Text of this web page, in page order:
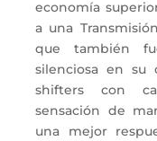
economía
a una
que también
silenciosa en su
shifters con
sensación de
una mejor